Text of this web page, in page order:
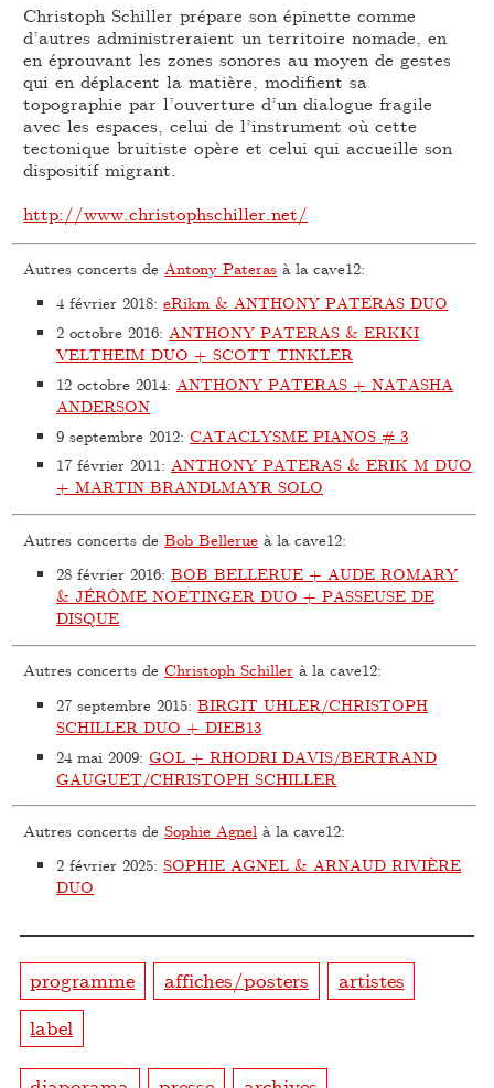
Christoph Schiller prépare son épinette comme
d’autres administreraient un territoire nomade, en
en éprouvant les zones sonores au moyen de gestes
qui en déplacent la matière, modifient sa
topographie par l’ouverture d’un dialogue fragile
avec les espaces, celui de l’instrument où cette
tectonique bruitiste opère et celui qui accueille son
dispositif migrant.
http://www.christophschiller.net/
Autres concerts de Antony Pateras à la cave12:
4 février 2018:eRikm & ANTHONY PATERAS DUO
2 octobre 2016:ANTHONY PATERAS & ERKKI
VELTHEIM DUO + SCOTT TINKLER
12 octobre 2014: ANTHONY PATERAS + NATASHA
ANDERSON
9 septembre 2012:CATACLYSME PIANOS # 3
17 février 2011:ANTHONY PATERAS & ERIK M DUO
+ MARTIN BRANDLMAYR SOLO
Autres concerts deBob Bellerue à la cave12:
28 février 2016:BOB BELLERUE + AUDE ROMARY
& JÉRÔME NOETINGER DUO + PASSEUSE DE
DISQUE
Autres concerts deChristoph Schiller à la cave12:
27 septembre 2015:BIRGIT UHLER/CHRISTOPH
SCHILLER DUO + DIEB13
24 mai 2009:GOL + RHODRI DAVIS/BERTRAND
GAUGUET/CHRISTOPH SCHILLER
Autres concerts deSophie Agnel à la cave12:
2 février 2025:SOPHIE AGNEL & ARNAUD RIVIÈRE
DUO
programme affiches/posters
artistes
label